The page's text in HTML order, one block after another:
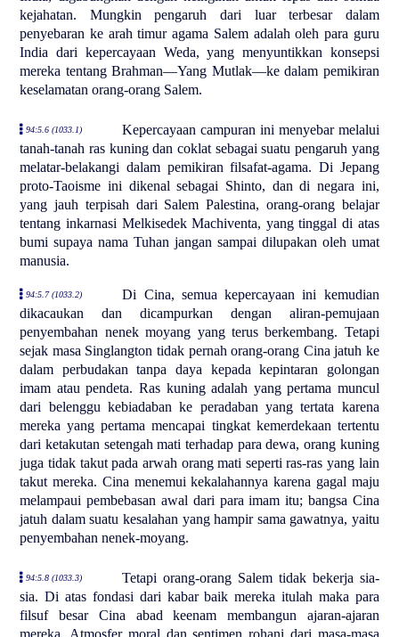
kejahatan. Mungkin pengaruh dari luar terbesar dalam
penyebaran ke arah timur agama Salem adalah oleh para guru
India dari kepercayaan Weda, yang menyuntikkan konsepsi
mereka tentang Brahman—Yang Mutlak—ke dalam pemikiran
keselamatan orang-orang Salem.
94:5.6 (1033.1)
Kepercayaan campuran ini menyebar melalui
tanah-tanah ras kuning dan coklat sebagai suatu pengaruh yang
melatar-belakangi dalam pemikiran filsafat-agama. Di Jepang
proto-Taoisme ini dikenal sebagai Shinto, dan di negara ini,
yang jauh terpisah dari Salem Palestina, orang-orang belajar
tentang inkarnasi Melkisedek Machiventa, yang tinggal di atas
bumi supaya nama Tuhan jangan sampai dilupakan oleh umat
manusia.
94:5.7 (1033.2)
Di Cina, semua kepercayaan ini kemudian
dikacaukan dan dicampurkan dengan aliran-pemujaan
penyembahan nenek moyang yang terus berkembang. Tetapi
sejak masa Singlangton tidak pernah orang-orang Cina jatuh ke
dalam perbudakan tanpa daya kepada kepintaran golongan
imam atau pendeta. Ras kuning adalah yang pertama muncul
dari belenggu kebiadaban ke peradaban yang tertata karena
mereka yang pertama mencapai tingkat kemerdekaan tertentu
dari ketakutan setengah mati terhadap para dewa, orang kuning
juga tidak takut pada arwah orang mati seperti ras-ras yang lain
takut mereka. Cina menemui kekalahannya karena gagal maju
melampaui pembebasan awal dari para imam itu; bangsa Cina
jatuh dalam suatu kesalahan yang hampir sama gawatnya, yaitu
penyembahan nenek-moyang.
94:5.8 (1033.3)
Tetapi orang-orang Salem tidak bekerja sia-
sia. Di atas fondasi dari kabar baik mereka itulah maka para
filsuf besar Cina abad keenam membangun ajaran-ajaran
mereka. Atmosfer moral dan sentimen rohani dari masa-masa